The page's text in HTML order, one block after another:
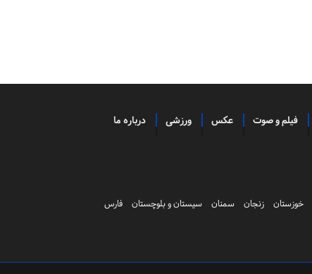
فیلم و صوت عکس ورزشی درباره ما
خوزستان زنجان سمنان سیستان و بلوچستان
فارس